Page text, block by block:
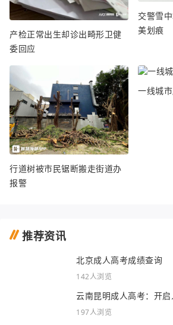
产检正常出生却诊出畸形卫健
委回应
交警雪
美划痕
行道树被市民锯断搬走街道办
报警
一线城
推荐资讯
北京成人高考成绩查询
142人浏览
云南昆明成人高考：开
197人浏览